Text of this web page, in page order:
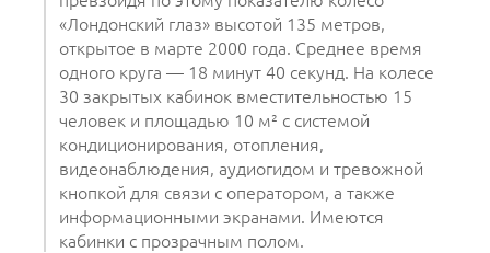
«Лондонский глаз» высотой 135 метров,
открытое в марте 2000 года. Среднее время
одного круга — 18 минут 40 секунд. На колесе
30 закрытых кабинок вместительностью 15
человек и площадью 10 м² с системой
кондиционирования, отопления,
видеонаблюдения, аудиогидом и тревожной
кнопкой для связи с оператором, а также
информационными экранами. Имеются
кабинки с прозрачным полом.